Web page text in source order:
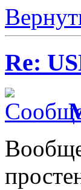
Re: